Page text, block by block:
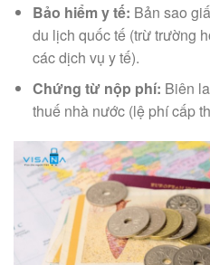
Bảo hiểm y tế: Bản sao
du lịch quốc tế (trừ trường
các dịch vụ y tế).
Chứng từ nộp phí: Biên
thuế nhà nước (lệ phí cấp